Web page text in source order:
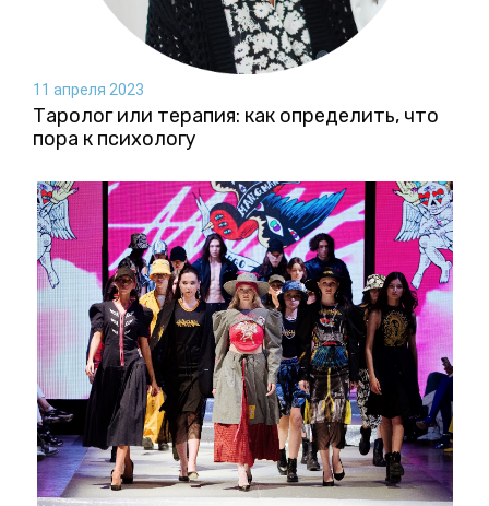
11 апреля 2023
Таролог или терапия: как определить, что
пора к психологу